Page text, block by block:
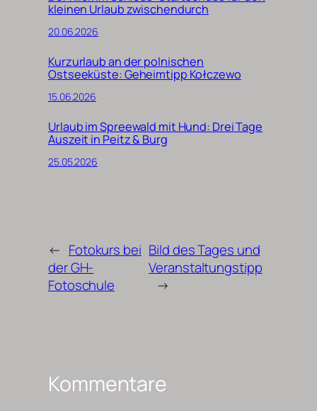
kleinen Urlaub zwischendurch
20.06.2026
Kurzurlaub an der polnischen
Ostseeküste: Geheimtipp Kołczewo
15.06.2026
Urlaub im Spreewald mit Hund: Drei Tage
Auszeit in Peitz & Burg
25.05.2026
← Fotokurs bei
der GH-
Fotoschule
Bild des Tages und
Veranstaltungstipp
→
Kommentare